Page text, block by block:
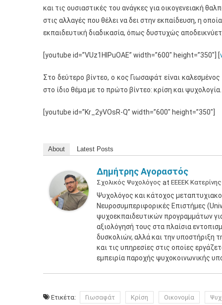
και τις ουσιαστικές του ανάγκες για οικογενειακή
στις αλλαγές που θέλει να δει στην εκπαίδευση, η
εκπαιδευτική διαδικασία, όπως δυστυχώς
[youtube id=”VUz1HlPuOAE” width=”600″ height=”350″] [
Στο δεύτερο βίντεο, ο κος Γιωσαφάτ είναι
στο ίδιο θέμα με το πρώτο βίντεο: κρίση και ψυχολογία.
[youtube id=”Kr_2yVOsR-Q” width=”600″ height=”350″]
About Latest Posts
Δημήτρης Αγοραστός
Σχολικός Ψυχολόγος at ΕΕΕΕΚ Κατερίνης
Ψυχολόγος και κάτοχος
Νευροσυμπεριφορικές Επιστήμες
ψυχοεκπαιδευτικών προγραμμάτων
αξιολόγησή τους στα πλαίσια
δυσκολιών, αλλά και την υποστήριξη
και τις υπηρεσίες στις οποίες
εμπειρία παροχής ψυχοκοινωνικής
Ετικέτα: Γιωσαφάτ Κρίση Οικονομία